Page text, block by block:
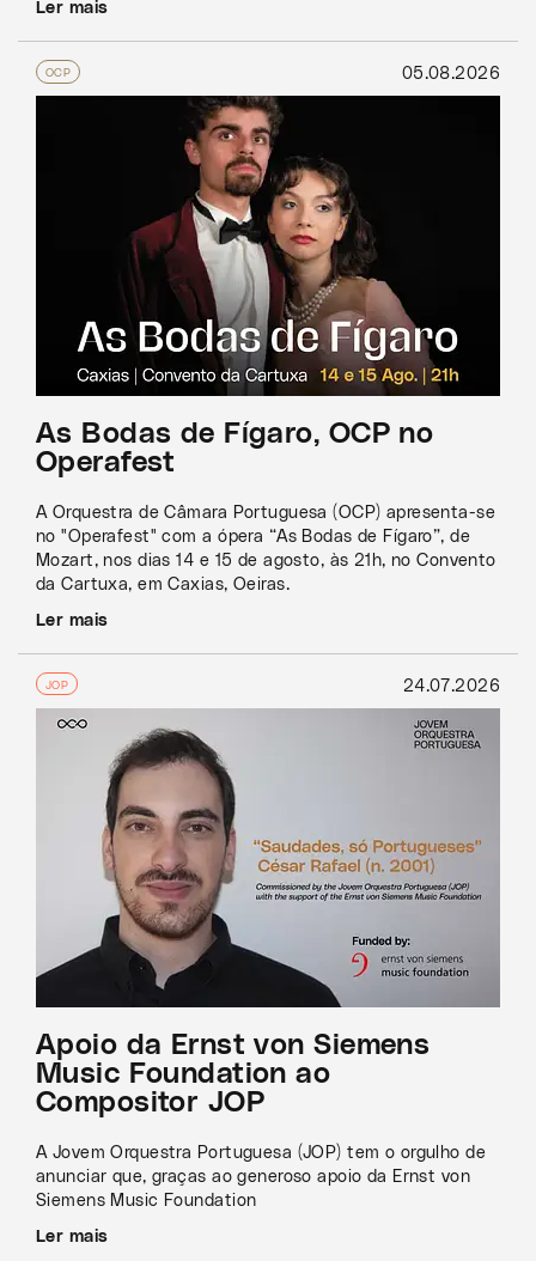
Ler mais
OCP 05.08.2026
As Bodas de Fígaro, OCP no
Operafest
A Orquestra de Câmara Portuguesa (OCP) apresenta-se
no "Operafest" com a ópera “As Bodas de Fígaro”, de
Mozart, nos dias 14 e 15 de agosto, às 21h, no Convento
da Cartuxa, em Caxias, Oeiras.
Ler mais
JOP 24.07.2026
Apoio da Ernst von Siemens
Music Foundation ao
Compositor JOP
A Jovem Orquestra Portuguesa (JOP) tem o orgulho de
anunciar que, graças ao generoso apoio da Ernst von
Siemens Music Foundation
Ler mais